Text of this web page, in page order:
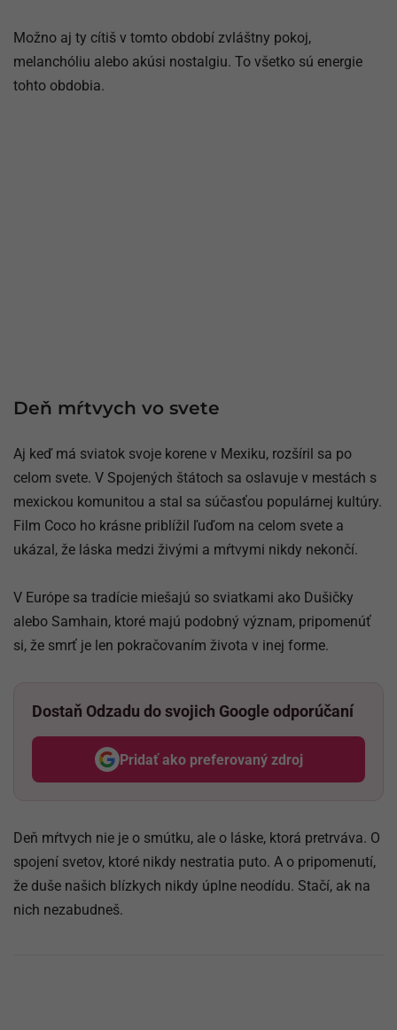
Možno aj ty cítiš v tomto období zvláštny pokoj,
melanchóliu alebo akúsi nostalgiu. To všetko sú energie
tohto obdobia.
Deň mŕtvych vo svete
Aj keď má sviatok svoje korene v Mexiku, rozšíril sa po
celom svete. V Spojených štátoch sa oslavuje v mestách s
mexickou komunitou a stal sa súčasťou populárnej kultúry.
Film Coco ho krásne priblížil ľuďom na celom svete a
ukázal, že láska medzi živými a mŕtvymi nikdy nekončí.
V Európe sa tradície miešajú so sviatkami ako Dušičky
alebo Samhain, ktoré majú podobný význam, pripomenúť
si, že smrť je len pokračovaním života v inej forme.
Dostaň Odzadu do svojich Google odporúčaní
Pridať ako preferovaný zdroj
Odzadu, odkaz sa otvorí v
Deň mŕtvych nie je o smútku, ale o láske, ktorá pretrváva. O
spojení svetov, ktoré nikdy nestratia puto. A o pripomenutí,
že duše našich blízkych nikdy úplne neodídu. Stačí, ak na
nich nezabudneš.